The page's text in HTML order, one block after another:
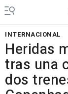
INTERNACIONAL
Heridas
tras una
dos